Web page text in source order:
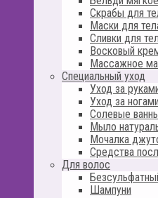
Скрабы для
Маски для
Сливки для
Восковый
Массажное
Специальный уход
Уход за
Уход за ногами
Солевые
Мыло
Мочалка
Средства
Для волос
Шампуни